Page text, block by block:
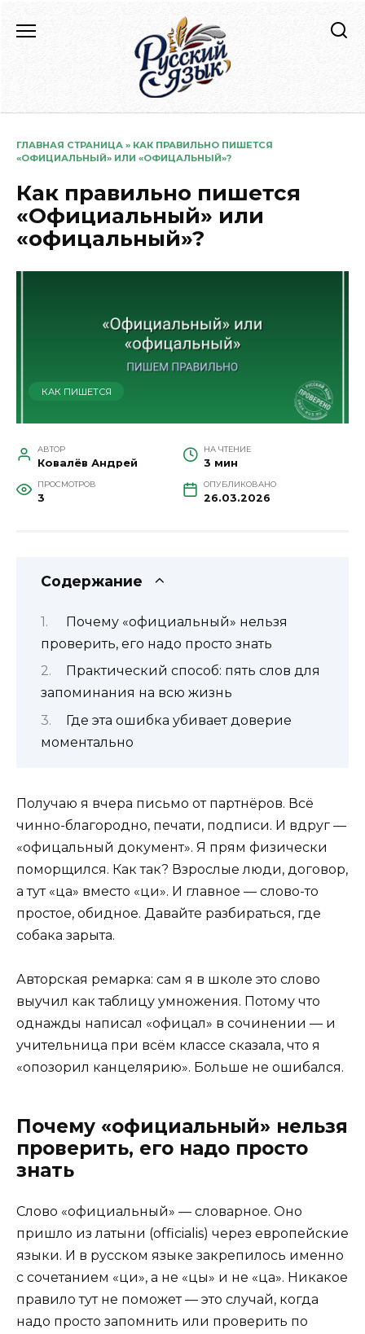
содержанию
ГЛАВНАЯ СТРАНИЦА » КАК ПРАВИЛЬНО ПИШЕТСЯ
«ОФИЦИАЛЬНЫЙ» ИЛИ «ОФИЦАЛЬНЫЙ»?
Как правильно пишется
«Официальный» или
«офицальный»?
КАК ПИШЕТСЯ
АВТОР
Ковалёв Андрей
НА ЧТЕНИЕ
3 мин
ПРОСМОТРОВ
3
ОПУБЛИКОВАНО
26.03.2026
Содержание
Почему «официальный» нельзя
проверить, его надо просто знать
Практический способ: пять слов для
запоминания на всю жизнь
Где эта ошибка убивает доверие
моментально
Получаю я вчера письмо от партнёров. Всё
чинно-благородно, печати, подписи. И вдруг —
«офицальный документ». Я прям физически
поморщился. Как так? Взрослые люди, договор,
а тут «ца» вместо «ци». И главное — слово-то
простое, обидное. Давайте разбираться, где
собака зарыта.
Авторская ремарка: сам я в школе это слово
выучил как таблицу умножения. Потому что
однажды написал «офицал» в сочинении — и
учительница при всём классе сказала, что я
«опозорил канцелярию». Больше не ошибался.
Почему «официальный» нельзя
проверить, его надо просто
знать
Слово «официальный» — словарное. Оно
пришло из латыни (officialis) через европейские
языки. И в русском языке закрепилось именно
с сочетанием «ци», а не «цы» и не «ца». Никакое
правило тут не поможет — это случай, когда
надо просто запомнить или проверить по